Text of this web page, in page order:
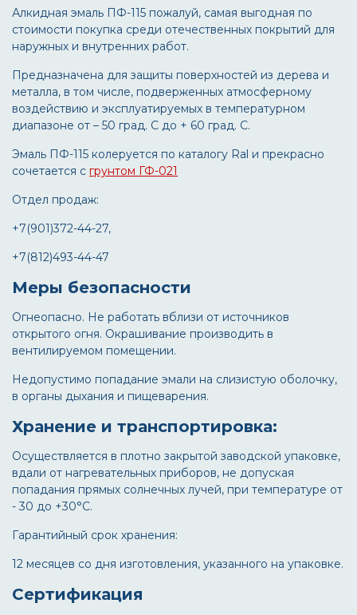
Алкидная эмаль ПФ-115 пожалуй, самая выгодная по
стоимости покупка среди отечественных покрытий для
наружных и внутренних работ.
Предназначена для защиты поверхностей из дерева и
металла, в том числе, подверженных атмосферному
воздействию и эксплуатируемых в температурном
диапазоне от – 50 град. С до + 60 град. С.
Эмаль ПФ-115 колеруется по каталогу Ral и прекрасно
сочетается с грунтом ГФ-021
Отдел продаж:
+7(901)372-44-27,
+7(812)493-44-47
Меры безопасности
Огнеопасно. Не работать вблизи от источников
открытого огня. Окрашивание производить в
вентилируемом помещении.
Недопустимо попадание эмали на слизистую оболочку,
в органы дыхания и пищеварения.
Хранение и транспортировка:
Осуществляется в плотно закрытой заводской упаковке,
вдали от нагревательных приборов, не допуская
попадания прямых солнечных лучей, при температуре от
- 30 до +30°С.
Гарантийный срок хранения:
12 месяцев со дня изготовления, указанного на упаковке.
Сертификация